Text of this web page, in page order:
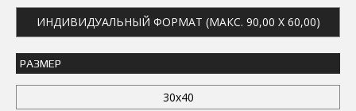
ИНДИВИДУАЛЬНЫЙ ФОРМАТ (МАКС. 90,00 X 60,00)
РАЗМЕР
30x40